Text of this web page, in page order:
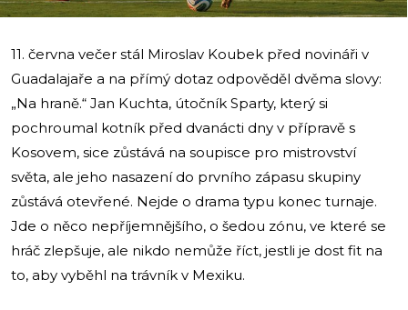
11. června večer stál Miroslav Koubek před novináři v
Guadalajaře a na přímý dotaz odpověděl dvěma slovy:
„Na hraně.“ Jan Kuchta, útočník Sparty, který si
pochroumal kotník před dvanácti dny v přípravě s
Kosovem, sice zůstává na soupisce pro mistrovství
světa, ale jeho nasazení do prvního zápasu skupiny
zůstává otevřené. Nejde o drama typu konec turnaje.
Jde o něco nepříjemnějšího, o šedou zónu, ve které se
hráč zlepšuje, ale nikdo nemůže říct, jestli je dost fit na
to, aby vyběhl na trávník v Mexiku.